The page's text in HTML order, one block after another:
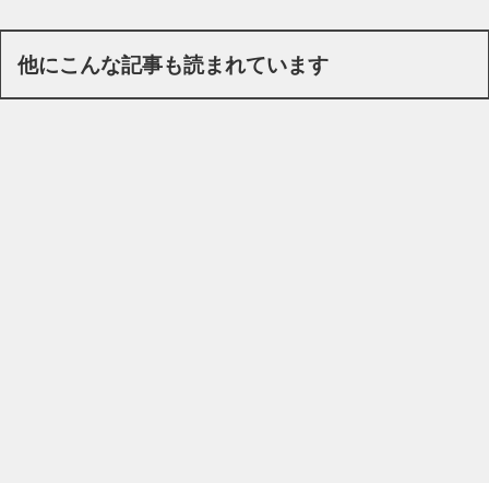
他にこんな記事も読まれています